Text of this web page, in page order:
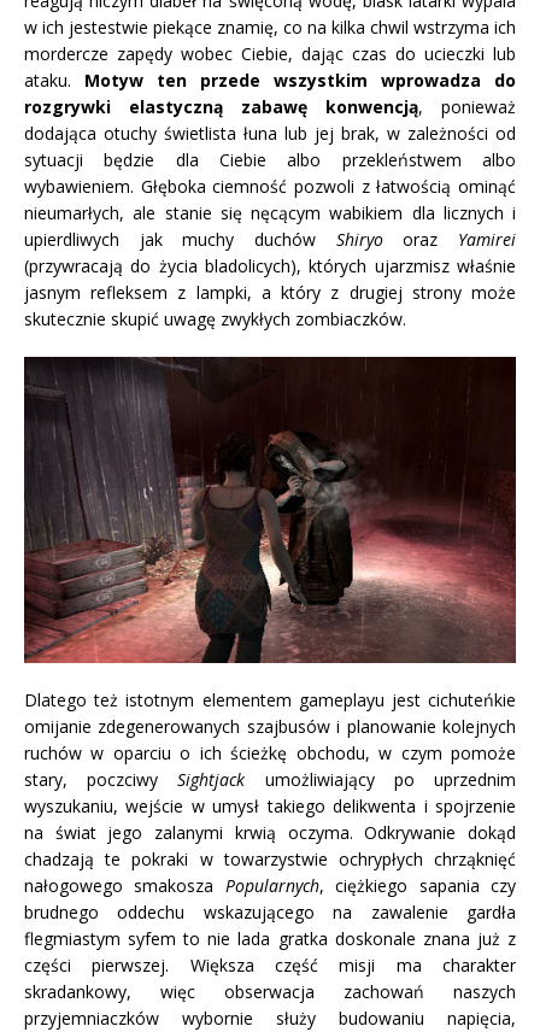
w ich jestestwie piekące znamię, co na kilka chwil wstrzyma ich
mordercze zapędy wobec Ciebie, dając czas do ucieczki lub
ataku. Motyw ten przede wszystkim wprowadza do
rozgrywki elastyczną zabawę konwencją, ponieważ
dodająca otuchy świetlista łuna lub jej brak, w zależności od
sytuacji będzie dla Ciebie albo przekleństwem albo
wybawieniem. Głęboka ciemność pozwoli z łatwością ominąć
nieumarłych, ale stanie się nęcącym wabikiem dla licznych i
upierdliwych jak muchy duchów Shiryooraz Yamirei
(przywracają do życia bladolicych), których ujarzmisz właśnie
jasnym refleksem z lampki, a który z drugiej strony może
skutecznie skupić uwagę zwykłych zombiaczków.
Dlatego też istotnym elementem gameplayu jest cichuteńkie
omijanie zdegenerowanych szajbusów i planowanie kolejnych
ruchów w oparciu o ich ścieżkę obchodu, w czym pomoże
stary, poczciwySightjack umożliwiający po uprzednim
wyszukaniu, wejście w umysł takiego delikwenta i spojrzenie
na świat jego zalanymi krwią oczyma. Odkrywanie dokąd
chadzają te pokraki w towarzystwie ochrypłych chrząknięć
nałogowego smakosza Popularnych, ciężkiego sapania czy
brudnego oddechu wskazującego na zawalenie gardła
flegmiastym syfem to nie lada gratka doskonale znana już z
części pierwszej. Większa część misji ma charakter
skradankowy, więc obserwacja zachowań naszych
przyjemniaczków wybornie służy budowaniu napięcia,